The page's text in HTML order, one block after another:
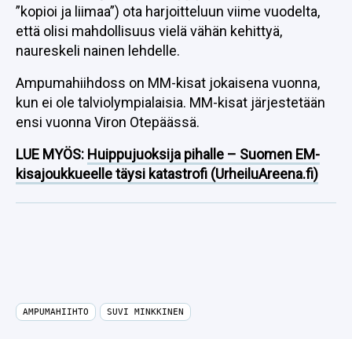
”kopioi ja liimaa”) ota harjoitteluun viime vuodelta,
että olisi mahdollisuus vielä vähän kehittyä,
naureskeli nainen lehdelle.
Ampumahiihdoss on MM-kisat jokaisena vuonna,
kun ei ole talviolympialaisia. MM-kisat järjestetään
ensi vuonna Viron Otepäässä.
LUE MYÖS: Huippujuoksija pihalle – Suomen EM-
kisajoukkueelle täysi katastrofi (UrheiluAreena.fi)
AMPUMAHIIHTO SUVI MINKKINEN